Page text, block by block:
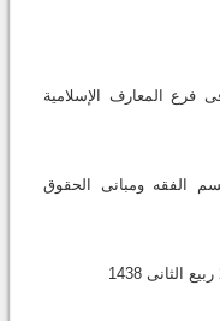
المعارف الإسلامیة
الفقه ومبانی الحقوق